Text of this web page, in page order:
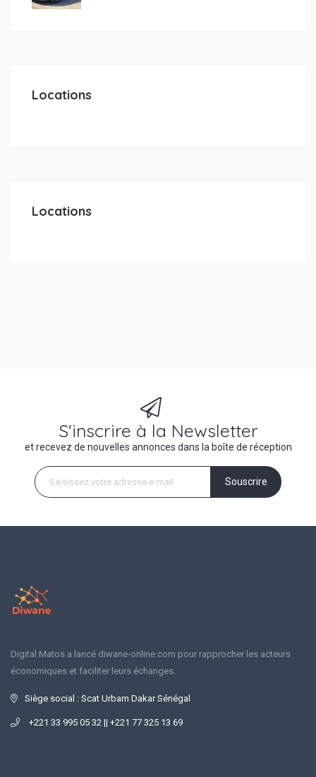
Locations
Locations
S'inscrire à la Newsletter
et recevez de nouvelles annonces dans la boîte de réception
Souscrire
Digital Matos a lancé diwane-online.com pour rapprocher les acteurs
économiques et faciliter leurs échanges.
Siège social : Scat Urbam Dakar Sénégal
+221 33 995 05 32 || +221 77 325 13 69